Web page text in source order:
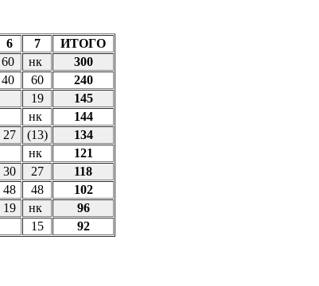
6 7
ИТОГО
60 нк
300
40 60
240
19
145
нк
144
27 (13)
134
нк
121
30 27
118
48 48
102
19 нк
96
15 92